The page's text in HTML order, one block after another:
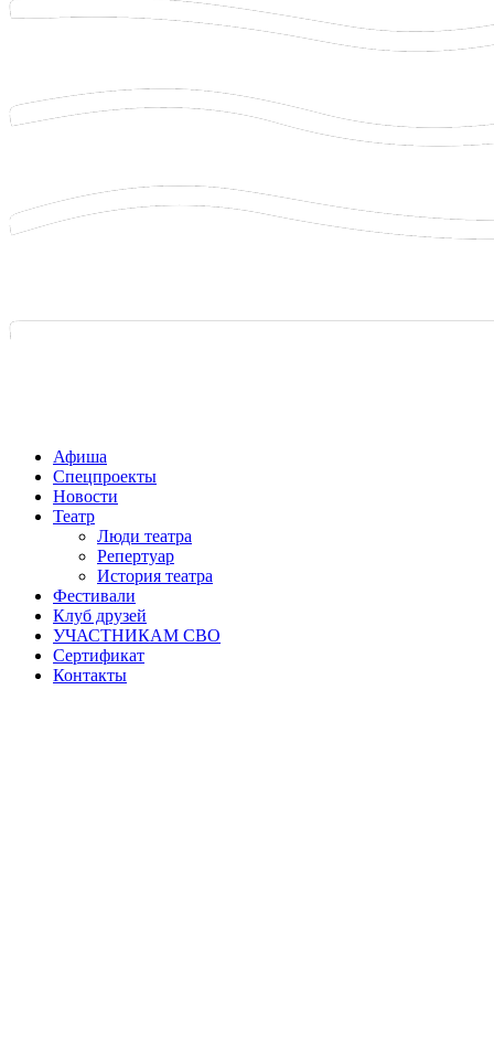
Афиша
Спецпроекты
Новости
Театр
Люди театра
Репертуар
История театра
Фестивали
Клуб друзей
УЧАСТНИКАМ СВО
Сертификат
Контакты